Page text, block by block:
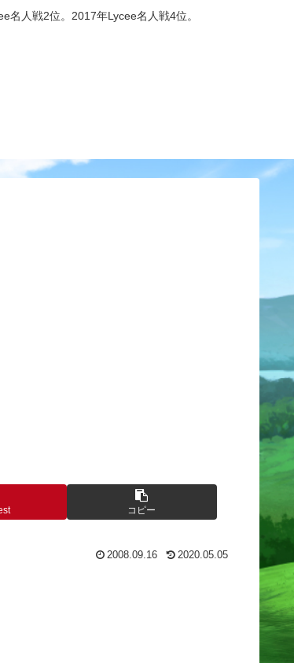
人戦2位。2017年Lycee名人戦4位。
コピー
2008.09.16 2020.05.05